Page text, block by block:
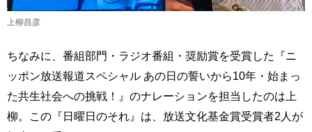
上柳昌彦
ちなみに、番組部門・ラジオ番組・奨励賞を受賞した『ニ
ッポン放送報道スペシャル あの日の誓いから10年・始まっ
た共生社会への挑戦！』のナレーションを担当したのは上
柳。この『日曜日のそれ』は、放送文化基金賞受賞者2人が